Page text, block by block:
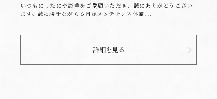
いつもにしたにや海華をご愛顧いただき、誠にありがとうござい
ます。誠に勝手ながら６月はメンテナンス休館...
詳細を見る